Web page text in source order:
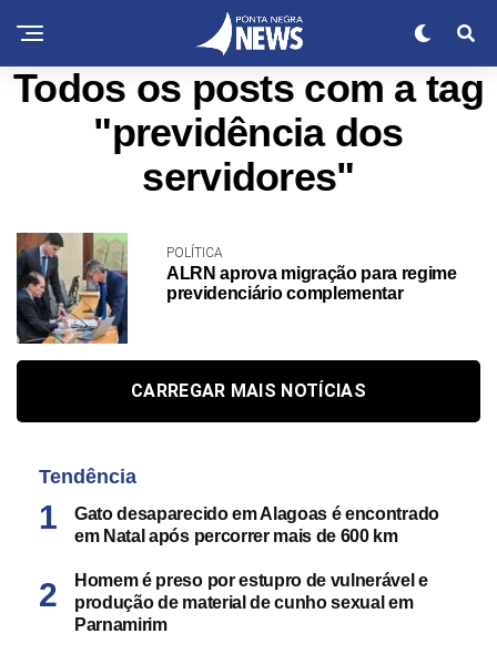
Todos os posts com a tag
"previdência dos
servidores"
POLÍTICA
ALRN aprova migração para regime
previdenciário complementar
CARREGAR MAIS NOTÍCIAS
Tendência
Gato desaparecido em Alagoas é encontrado
em Natal após percorrer mais de 600 km
Homem é preso por estupro de vulnerável e
produção de material de cunho sexual em
Parnamirim